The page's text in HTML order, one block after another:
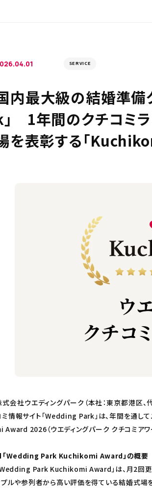
SERVICE
内最大級の結婚準備
1年間のクチコミラ
を表彰する「
式会社ウエディングパーク（本社：東京都港区
ミ情報サイト「Wedding Park」は、年間を通
Award 2026（ウエディングパーク クチコミアワ
Wedding Park Kuchikomi Award」の概要
Wedding Park Kuchikomi Award」は、月2回
プルや参列者から高い評価を得ている結婚式場を